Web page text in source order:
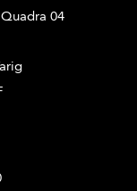
04